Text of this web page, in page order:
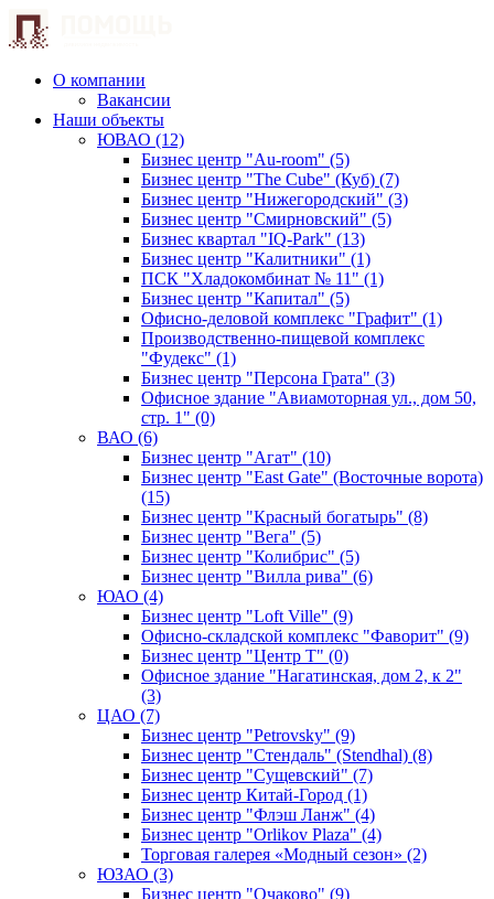
О компании
Вакансии
Наши объекты
ЮВАО (12)
Бизнес центр "Au-room" (5)
Бизнес центр "The Cube" (Куб) (7)
Бизнес центр "Нижегородский" (3)
Бизнес центр "Смирновский" (5)
Бизнес квартал "IQ-Park" (13)
Бизнес центр "Калитники" (1)
ПСК "Хладокомбинат № 11" (1)
Бизнес центр "Капитал" (5)
Офисно-деловой комплекс "Графит" (1)
Производственно-пищевой комплекс
"Фудекс" (1)
Бизнес центр "Персона Грата" (3)
Офисное здание "Авиамоторная ул., дом 50,
стр. 1" (0)
ВАО (6)
Бизнес центр "Агат" (10)
Бизнес центр "East Gate" (Восточные ворота)
(15)
Бизнес центр "Красный богатырь" (8)
Бизнес центр "Вега" (5)
Бизнес центр "Колибрис" (5)
Бизнес центр "Вилла рива" (6)
ЮАО (4)
Бизнес центр "Loft Ville" (9)
Офисно-складской комплекс "Фаворит" (9)
Бизнес центр "Центр Т" (0)
Офисное здание "Нагатинская, дом 2, к 2"
(3)
ЦАО (7)
Бизнес центр "Petrovsky" (9)
Бизнес центр "Стендаль" (Stendhal) (8)
Бизнес центр "Сущевский" (7)
Бизнес центр Китай-Город (1)
Бизнес центр "Флэш Ланж" (4)
Бизнес центр "Orlikov Plaza" (4)
Торговая галерея «Модный сезон» (2)
ЮЗАО (3)
Бизнес центр "Очаково" (9)